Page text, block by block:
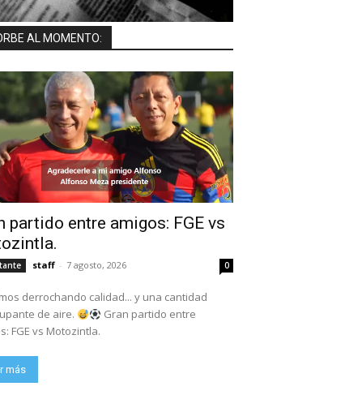
Confirman Sedena y Guardia Nacional
AL MOMENTO:
partido entre amigos: FGE vs
staff - 7 agosto, 2026 0
derrochando calidad... y una cantidad
de aire.
Gran partido entre
FGE vs Motozintla.
más